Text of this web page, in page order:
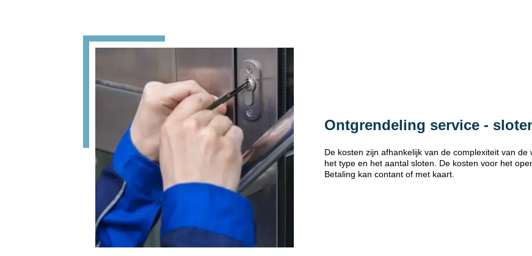
Ontgrendeling service -
De kosten zijn afhankelijk van de complexiteit van
het type en het aantal sloten. De kosten voor het
Betaling kan contant of met kaart.